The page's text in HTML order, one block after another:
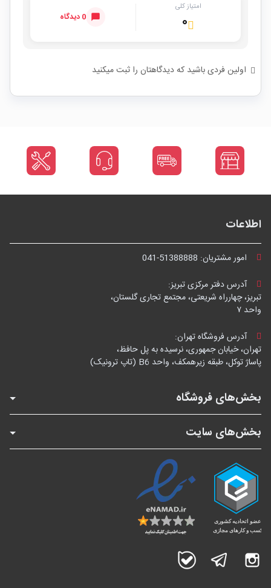
امتیاز کلی
۰ 0 دیدگاه
اولین فردی باشید که دیدگاهتان را ثبت میکنید
اطلاعات
امور مشتریان: 041-51388888
آدرس دفتر مرکزی تبریز:
تبریز، چهارراه شریعتی، مجتمع تجاری گلستان،
واحد ۷
آدرس فروشگاه تهران:
تهران، خیابان جمهوری، نرسیده به پل حافظ،
پاساژ توکل، طبقه زیرهمکف، واحد B6 (تاپ ترونیک)
بخش‌های فروشگاه
بخش‌های سایت
اینستاگرام تلگرام